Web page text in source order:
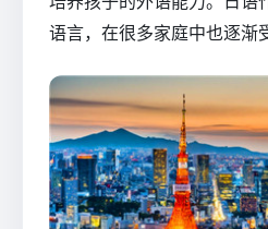
语言，在很多家庭中也逐渐